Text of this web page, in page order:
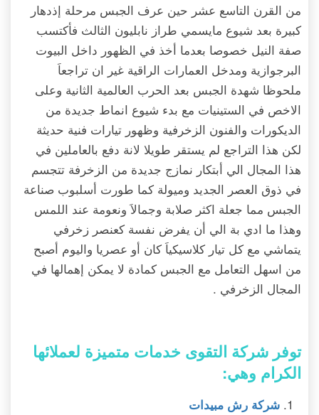
من القرن التاسع عشر حين عرف الجبس مرحلة إذدهار
كبيرة بعد شيوع مايسمي طراز نابليون الثالث فأكتسب
صفة النيل خصوصا بعدما أخذ في الظهور داخل البيوت
البرجوازية ومدخل العمارات الراقية غير ان تراجعاَ
ملحوظا شهدة الجبس بعد الحرب العالمية الثانية وعلى
الاخص في الستينيات مع بدء شيوع انماط جديدة من
الديكورات والفنون الزخرفية وظهور تيارات فنية حديثة
لكن هذا التراجع لم يستقر طويلا لانة دفع بالعاملين في
هذا المجال الي أبتكار نمازج جديدة من الزخرفة تتجسم
في ذوق العصر الجديد وميولة كما طورت أسلبوب صناعة
الجبس مما جعلة اكثر صلابة وجمالاَ ونعومة عند اللمس
وهذا ما ادي بة الي أن يفرض نفسة كعنصر زخرفي
يتماشي مع كل تيار كلاسيكياَ كان أو عصريا واليوم أصبح
من اسهل التعامل مع الجبس كمادة لا يمكن إهمالها في
المجال الزخرفي .
توفر شركة التقوى خدمات متميزة لعملائها
الكرام وهي:
شركة رش مبيدات